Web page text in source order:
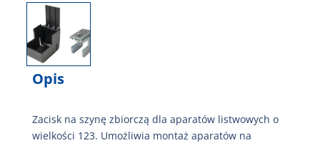
Opis
Zacisk na szynę zbiorczą dla aparatów listwowych o
wielkości 123. Umożliwia montaż aparatów na